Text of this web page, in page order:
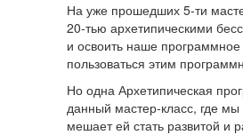
На уже прошедших 5-ти
20-тью архетипическими
и освоить наше
пользоваться этим
Но одна Архетипическая
данный мастер-класс, где
мешает ей стать развитой и